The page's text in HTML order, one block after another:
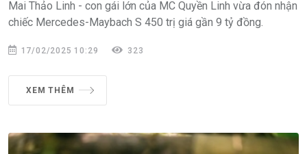
Mai Thảo Linh - con gái lớn của MC Quyền Linh vừa đón nhận
chiếc Mercedes-Maybach S 450 trị giá gần 9 tỷ đồng.
17/02/2025 10:29 323
XEM THÊM